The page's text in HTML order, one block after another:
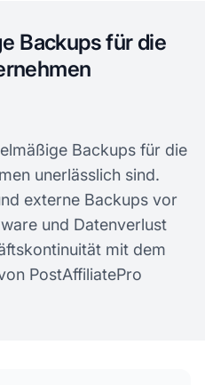
Backups für die
Backups für die
unerlässlich sind.
externe Backups vor
und Datenverlust
mit dem
PostAffiliatePro